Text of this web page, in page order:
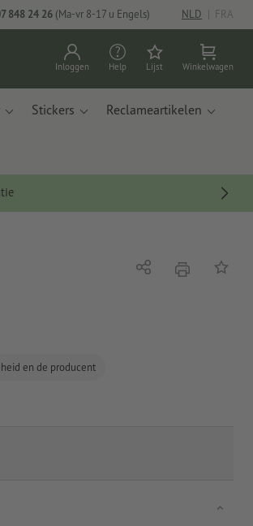
848 24 26 (Ma-vr 8-17 u Engels) NLD | FRA
Inloggen Help Lijst Winkelwagen
Stickers Reclameartikelen
en de producent
Delen afdrukkenOp de